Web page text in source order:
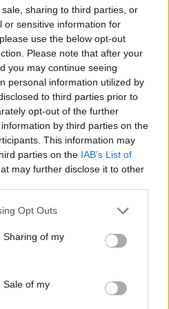
sharing to third parties, or
or sensitive information for
use the below opt-out
Please note that after your
you may continue seeing
personal information utilized by
to third parties prior to
opt-out of the further
by third parties on the
This information may
parties on the IAB’s List of
may further disclose it to other
Opt Outs
Sharing of my
Sale of my
στον ιδιωτικό
μόνο 44.000
με πράξεις την
ΕΙΔΗΣΕΙΣ